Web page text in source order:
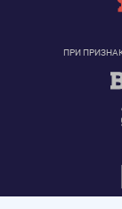
ПРИ